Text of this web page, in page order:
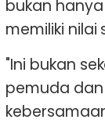
bukan
memiliki nilai
"Ini bukan
pemuda